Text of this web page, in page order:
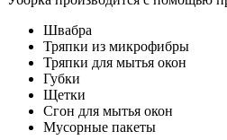
Швабра
Тряпки из микрофибры
Тряпки для мытья окон
Губки
Щетки
Сгон для мытья окон
Мусорные пакеты